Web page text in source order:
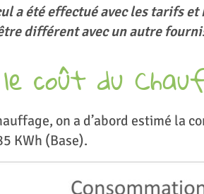
a été effectué avec les tarifs
différent avec un autre
coût du
on a d’abord estimé la
KWh (Base).